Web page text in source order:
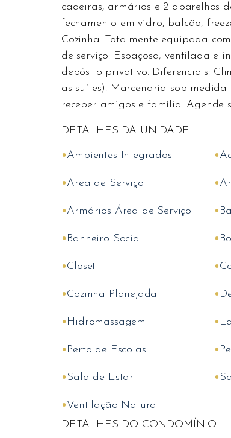
cadeiras, armários e 2 aparelhos
fechamento em vidro, balcão,
Cozinha: Totalmente equipada
de serviço: Espaçosa, ventilada e
depósito privativo. Diferenciais:
as suítes). Marcenaria sob
receber amigos e família. Agende
DETALHES DA UNIDADE
•Ambientes Integrados •
•Area de Serviço •
•Armários Área de Serviço •
• Banheiro Social •
•Closet •
•Cozinha Planejada •
• Hidromassagem •
• Perto de Escolas •
•Sala de Estar •
•Ventilação Natural
DETALHES DO CONDOMÍNIO